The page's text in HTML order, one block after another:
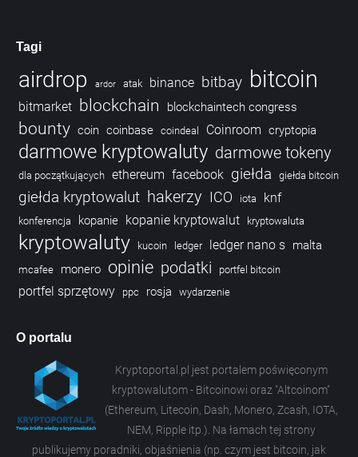
Tagi
airdrop ardor atak binance bitbay bitcoin
bitmarket blockchain blockchaintech congress
bounty coin coinbase coindeal Coinroom cryptopia
darmowe kryptowaluty darmowe tokeny
dla początkujących ethereum facebook giełda giełda bitcoin
giełda kryptowalut hakerzy ICO iota knf
konferencja kopanie kopanie kryptowalut kryptowaluta
kryptowaluty kucoin ledger ledger nano s malta
mcafee monero opinie podatki portfel bitcoin
portfel sprzętowy ppc rosja wydarzenie
O portalu
Kryptoportal.pl jest portalem poświęconym
kryptowalutom - Bitcoinowi oraz "Altcoinom"
(Ethereum, Litecoin, Dash, Monero, Zcash, IOTA,
NEM, Ripple itp.). Na łamach tej strony
publikujemy poradniki, objaśnienia (np. czym jest bitcoin, jak